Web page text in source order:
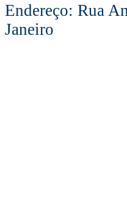
Endereço: Rua
Janeiro